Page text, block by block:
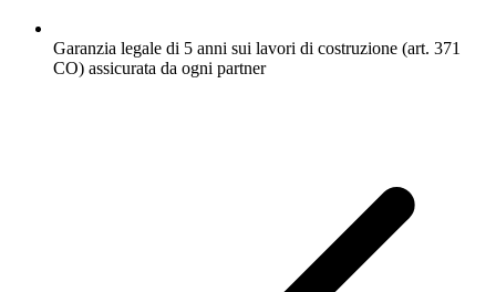
Garanzia legale di 5 anni sui lavori di costruzione (art. 371
CO) assicurata da ogni partner